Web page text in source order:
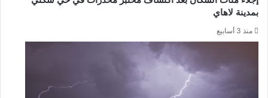
بمدينة لاهاي
منذ 3 أسابيع